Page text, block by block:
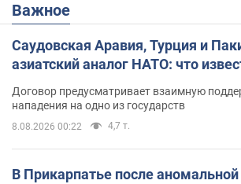
Важное
Саудовская Аравия, Турция и
азиатский аналог НАТО: что
Договор предусматривает взаимную
нападения на одно из государств
8.08.2026 00:22 4,7 т.
В Прикарпатье после